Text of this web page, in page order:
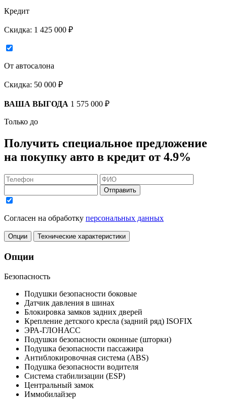
Кредит
Скидка: 1 425 000 ₽
От автосалона
Скидка: 50 000 ₽
ВАША ВЫГОДА 1 575 000 ₽
Только до
Получить специальное предложение
на покупку авто в кредит от 4.9%
Отправить
Согласен на обработку персональных данных
Опции Технические характеристики
Опции
Безопасность
Подушки безопасности боковые
Датчик давления в шинах
Блокировка замков задних дверей
Крепление детского кресла (задний ряд) ISOFIX
ЭРА-ГЛОНАСС
Подушки безопасности оконные (шторки)
Подушка безопасности пассажира
Антиблокировочная система (ABS)
Подушка безопасности водителя
Система стабилизации (ESP)
Центральный замок
Иммобилайзер